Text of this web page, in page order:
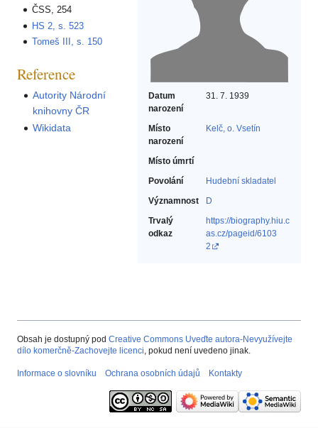
Datum
narození
31. 7. 1939
Místo
narození
Kelč, o. Vsetín
Místo úmrtí
Povolání
Hudební skladatel‎
Významnost
D
Trvalý
odkaz
https://biography.hiu.c
as.cz/pageid/6103
2
ČSS, 254
HS 2, s. 523
Tomeš III, s. 150
Reference
Autority Národní
knihovny ČR
Wikidata
Obsah je dostupný pod Creative Commons Uveďte autora-Nevyužívejte
dílo komerčně-Zachovejte licenci, pokud není uvedeno jinak.
Informace o slovníku Ochrana osobních údajů Kontakty